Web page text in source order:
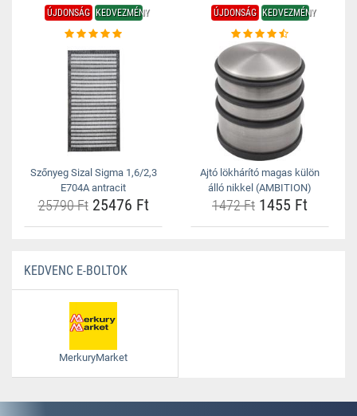
ÚJDONSÁG KEDVEZMÉNY
Szőnyeg Sizal Sigma 1,6/2,3
E704A antracit
25790 Ft25476 Ft
ÚJDONSÁG KEDVEZMÉNY
Ajtó lökhárító magas külön
álló nikkel (AMBITION)
1472 Ft 1455 Ft
KEDVENC E-BOLTOK
MerkuryMarket